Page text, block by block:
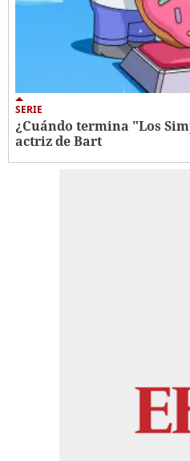
SERIE
¿Cuándo termina "Los
actriz de Bart